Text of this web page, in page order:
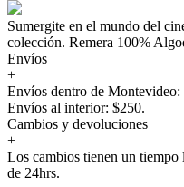
Sumergite en el mundo del
colección. Remera 100%
Envíos
+
Envíos dentro de Montevideo:
Envíos al interior: $250.
Cambios y devoluciones
+
Los cambios tienen un
de 24hrs.